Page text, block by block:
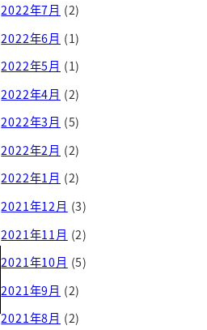
2022年7月 (2)
2022年6月 (1)
2022年5月 (1)
2022年4月 (2)
2022年3月 (5)
2022年2月 (2)
2022年1月 (2)
2021年12月 (3)
2021年11月 (2)
2021年10月 (5)
2021年9月 (2)
2021年8月 (2)